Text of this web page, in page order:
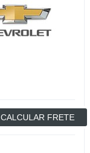
CALCULAR FRETE